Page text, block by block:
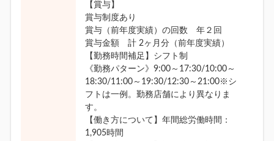
【賞与】
賞与制度あり
賞与（前年度実績）の回数 年２回
賞与金額 計 2ヶ月分（前年度実績）
【勤務時間補足】シフト制
《勤務パターン》9:00～17:30/10:00～
18:30/11:00～19:30/12:30～21:00※シ
フトは一例。勤務店舗により異なりま
す。
【働き方について】年間総労働時間：
1,905時間